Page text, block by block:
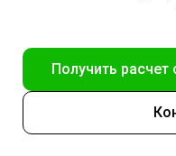
Получить расчет